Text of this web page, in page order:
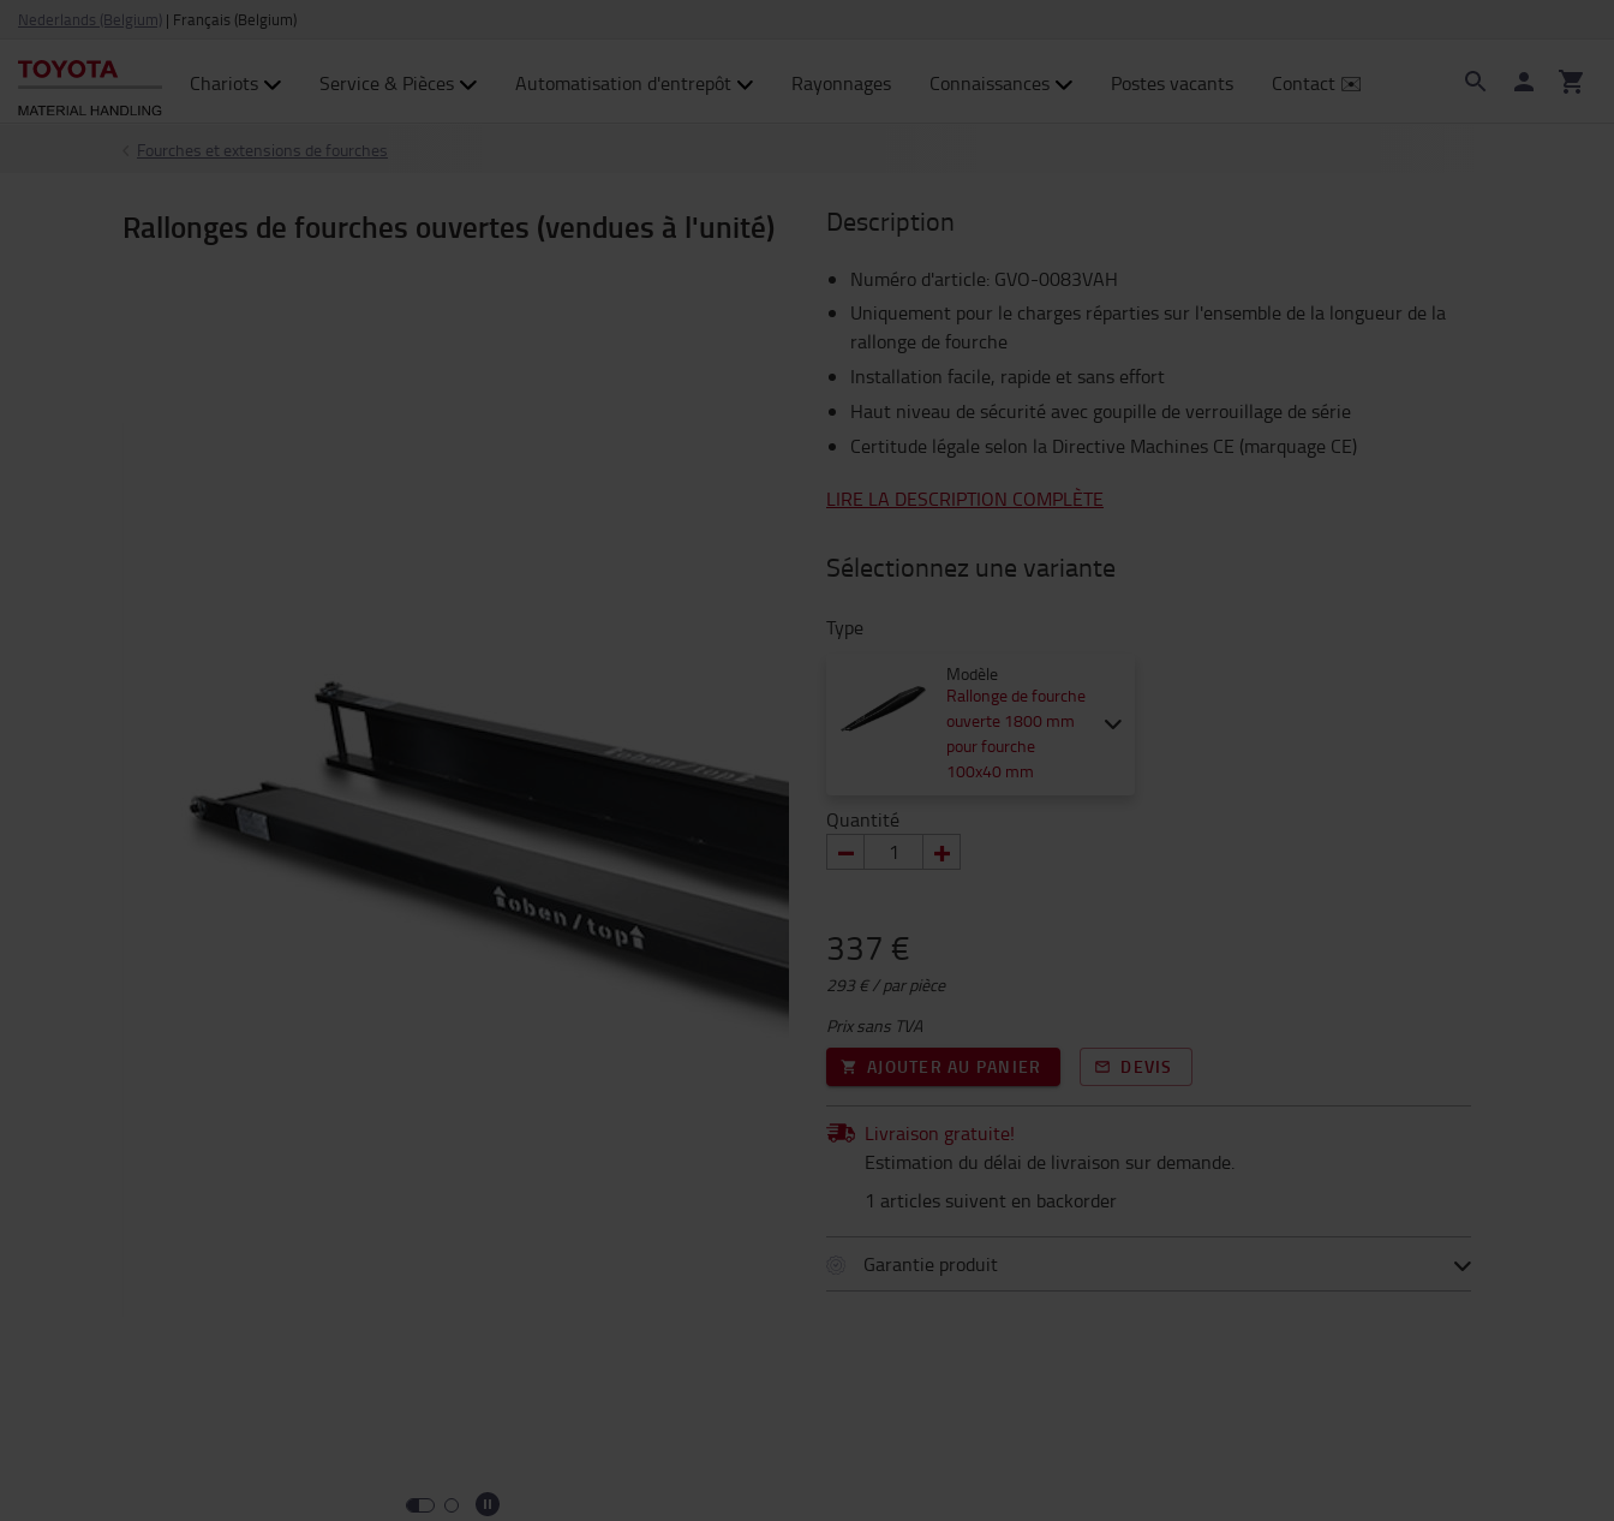
Nederlands (Belgium) | Français (Belgium)
Chariots Service & Pièces Automatisation d'entrepôt Rayonnages Connaissances Postes vacants Contact ✉️
Fourches et extensions de fourches
Rallonges de fourches ouvertes (vendues à l'unité) Description
Numéro d'article: GVO-0083VAH
Uniquement pour le charges réparties sur l'ensemble de la longueur de la
rallonge de fourche
Installation facile, rapide et sans effort
Haut niveau de sécurité avec goupille de verrouillage de série
Certitude légale selon la Directive Machines CE (marquage CE)
LIRE LA DESCRIPTION COMPLÈTE
Sélectionnez une variante
Type
Modèle
Rallonge de fourche
ouverte 1800 mm
pour fourche
100x40 mm
Quantité
337 €
293 € / par pièce
Prix sans TVA
AJOUTER AU PANIER
DEVIS
Livraison gratuite!
Estimation du délai de livraison sur demande.
1 articles suivent en backorder
Garantie produit